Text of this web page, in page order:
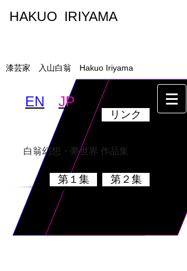
HAKUO IRIYAMA
漆芸家 入山白翁 Hakuo Iriyama
EN JP
リンク
白翁幻想・夢世界 作品集
第１集 第２集